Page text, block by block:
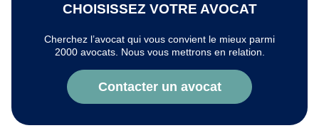
CHOISISSEZ VOTRE AVOCAT
Cherchez l’avocat qui vous convient le mieux parmi
2000 avocats. Nous vous mettrons en relation.
Contacter un avocat